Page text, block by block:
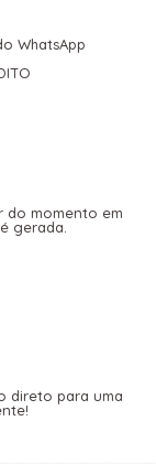
WhatsApp
do momento em
gerada.
direto para uma